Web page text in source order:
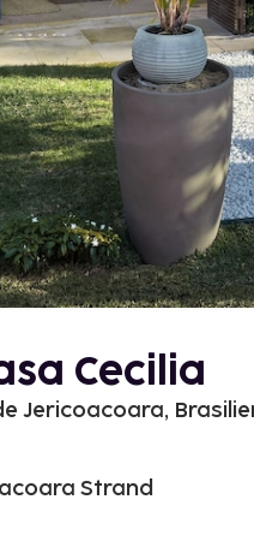
Cecilia
Jericoacoara,
Strand